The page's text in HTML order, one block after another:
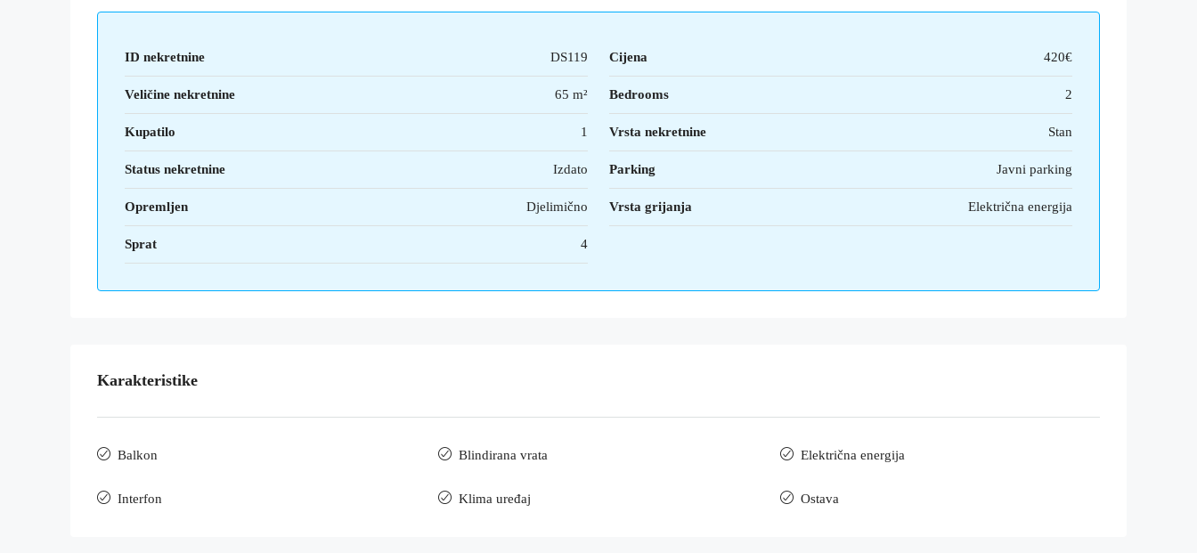
ID nekretnine DS119 Cijena 420€
Veličine nekretnine 65 m² Bedrooms 2
Kupatilo 1 Vrsta nekretnine Stan
Status nekretnine Izdato Parking Javni parking
Opremljen Djelimično Vrsta grijanja Električna energija
Sprat 4
Karakteristike
Balkon Blindirana vrata Električna energija
Interfon Klima uređaj Ostava